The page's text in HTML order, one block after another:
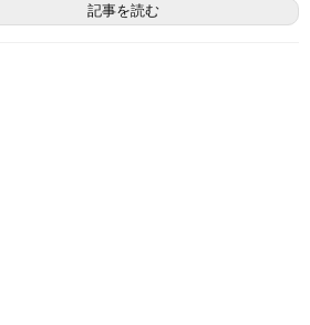
記事を読む